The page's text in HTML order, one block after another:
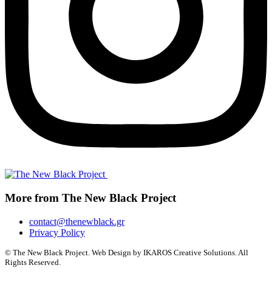
More from The New Black Project
contact@thenewblack.gr
Privacy Policy
© The New Black Project. Web Design by IKAROS Creative Solutions. All
Rights Reserved.